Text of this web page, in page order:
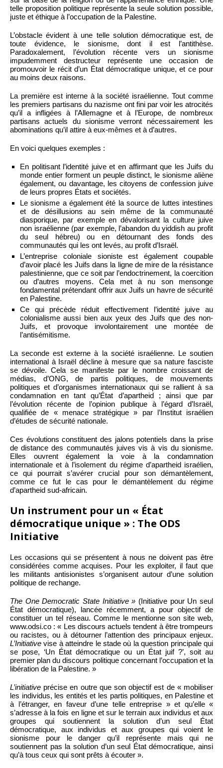
telle proposition politique représente la seule solution possible,
juste et éthique à l’occupation de la Palestine.
L’obstacle évident à une telle solution démocratique est, de
toute évidence, le sionisme, dont il est l’antithèse.
Paradoxalement, l’évolution récente vers un sionisme
impudemment destructeur représente une occasion de
promouvoir le récit d’un État démocratique unique, et ce pour
au moins deux raisons.
La première est interne à la société israélienne. Tout comme
les premiers partisans du nazisme ont fini par voir les atrocités
qu’il a infligées à l’Allemagne et à l’Europe, de nombreux
partisans actuels du sionisme verront nécessairement les
abominations qu’il attire à eux-mêmes et à d’autres.
En voici quelques exemples :
En politisant l’identité juive et en affirmant que les Juifs du
monde entier forment un peuple distinct, le sionisme aliène
également, ou davantage, les citoyens de confession juive
de leurs propres États et sociétés.
Le sionisme a également été la source de luttes intestines
et de désillusions au sein même de la communauté
diasporique, par exemple en dévalorisant la culture juive
non israélienne (par exemple, l’abandon du yiddish au profit
du seul hébreu) ou en détournant des fonds des
communautés qui les ont levés, au profit d’Israël.
L’entreprise coloniale sioniste est également coupable
d’avoir placé les Juifs dans la ligne de mire de la résistance
palestinienne, que ce soit par l’endoctrinement, la coercition
ou d’autres moyens. Cela met à nu son mensonge
fondamental prétendant offrir aux Juifs un havre de sécurité
en Palestine.
Ce qui précède réduit effectivement l’identité juive au
colonialisme aussi bien aux yeux des Juifs que des non-
Juifs, et provoque involontairement une montée de
l’antisémitisme.
La seconde est externe à la société israélienne. Le soutien
international à Israël décline à mesure que sa nature fasciste
se dévoile. Cela se manifeste par le nombre croissant de
médias, d’ONG, de partis politiques, de mouvements
politiques et d’organismes internationaux qui se rallient à sa
condamnation en tant qu’État d’apartheid ; ainsi que par
l’évolution récente de l’opinion publique à l’égard d’Israël,
qualifiée de « menace stratégique » par l’Institut israélien
d’études de sécurité nationale.
Ces évolutions constituent des jalons potentiels dans la prise
de distance des communautés juives vis à vis du sionisme.
Elles ouvrent également la voie à la condamnation
internationale et à l’isolement du régime d’apartheid israélien,
ce qui pourrait s’avérer crucial pour son démantèlement,
comme ce fut le cas pour le démantèlement du régime
d’apartheid sud-africain.
Un instrument pour un « État
démocratique unique » : The ODS
Initiative
Les occasions qui se présentent à nous ne doivent pas être
considérées comme acquises. Pour les exploiter, il faut que
les militants antisionistes s’organisent autour d’une solution
politique de rechange.
The One Democratic State Initiative » (Initiative pour Un seul
État démocratique), lancée récemment, a pour objectif de
constituer un tel réseau. Comme le mentionne son site web,
www.odsi.co : « Les discours actuels tendent à être trompeurs
ou racistes, ou à détourner l’attention des principaux enjeux.
L’Initiative vise à atteindre le stade où la question principale qui
se pose, ‘Un État démocratique ou un État juif ?’, soit au
premier plan du discours politique concernant l’occupation et la
libération de la Palestine. »
L’initiative précise en outre que son objectif est de « mobiliser
les individus, les entités et les partis politiques, en Palestine et
à l’étranger, en faveur d’une telle entreprise » et qu’elle «
s’adresse à la fois en ligne et sur le terrain aux individus et aux
groupes qui soutiennent la solution d’un seul État
démocratique, aux individus et aux groupes qui voient le
sionisme pour le danger qu’il représente mais qui ne
soutiennent pas la solution d’un seul État démocratique, ainsi
qu’à tous ceux qui sont prêts à écouter ».